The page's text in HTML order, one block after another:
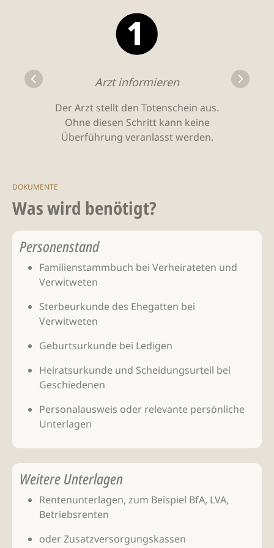
Arzt informieren
Der Arzt stellt den Totenschein aus.
Ohne diesen Schritt kann keine
Überführung veranlasst werden.
DOKUMENTE
Was wird benötigt?
Personenstand
Familienstammbuch bei Verheirateten und
Verwitweten
Sterbeurkunde des Ehegatten bei
Verwitweten
Geburtsurkunde bei Ledigen
Heiratsurkunde und Scheidungsurteil bei
Geschiedenen
Personalausweis oder relevante persönliche
Unterlagen
Weitere Unterlagen
Rentenunterlagen, zum Beispiel BfA, LVA,
Betriebsrenten
oder Zusatzversorgungskassen